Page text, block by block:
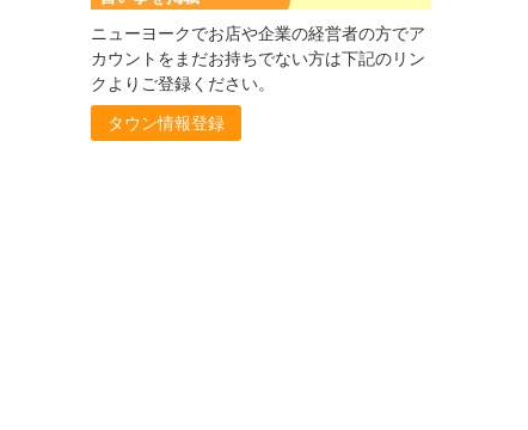
ニューヨークでお店や企業の経営者の方でア
カウントをまだお持ちでない方は下記のリン
クよりご登録ください。
タウン情報登録